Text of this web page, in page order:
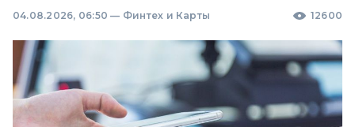
04.08.2026, 06:50 — Финтех и Карты 12600